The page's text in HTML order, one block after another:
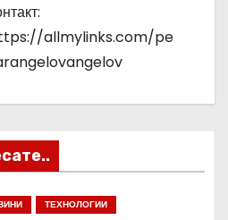
allmylinks.com/pe
ТЕХНОЛОГИИ